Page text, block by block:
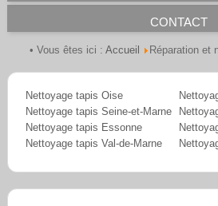
CONTACT
• Vous êtes ici : Accueil Réparation et
Nettoyage tapis Oise
Nettoyage tapis Seine-et-Marne
Nettoyage tapis Essonne
Nettoyage tapis Val-de-Marne